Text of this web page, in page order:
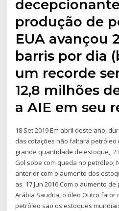
produção de
EUA avançou
barris por dia
um recorde
12,8 milhões
a AIE em seu
18 Set 2019 Em abril deste ano,
das cotações não faltará petróleo
grande quantidade de estoque,
Gol sobe com queda no petróleo;
anterior com o aumento dos
as 17 Jun 2016 Com o aumento
Arábia Saudita, o óleo Outro fator
petróleo são os estoques